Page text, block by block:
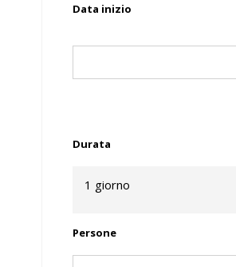
Data inizio
Durata
1 giorno
Persone